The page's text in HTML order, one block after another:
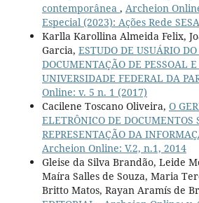
contemporânea , Archeion
Especial (2023): Ações Rede SESA
Karlla Karollina Almeida Felix,
Garcia, ESTUDO DE USUÁRIO
DOCUMENTAÇÃO DE PESSOAL
UNIVERSIDADE FEDERAL DA
Online: v. 5 n. 1 (2017)
Cacilene Toscano Oliveira, O
ELETRÔNICO DE DOCUMENTOS
REPRESENTAÇÃO DA
Archeion Online: V.2, n.1, 2014
Gleise da Silva Brandão, Leide
Maíra Salles de Souza, Maria
Britto Matos, Rayan Aramís de